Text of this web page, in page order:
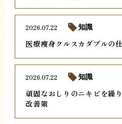
医療痩身クルスカダブルの
2026.07.22 知識
頑固なおしりのニキビを繰
改善策
2026.07.22 知識